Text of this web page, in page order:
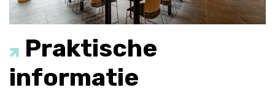
Praktische
informatie